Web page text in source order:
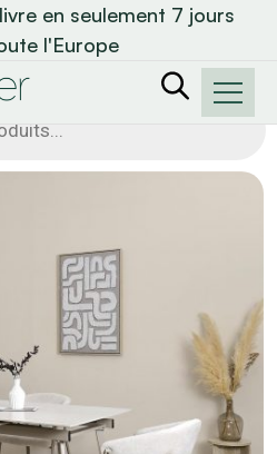
en seulement 7 jours
l'Europe